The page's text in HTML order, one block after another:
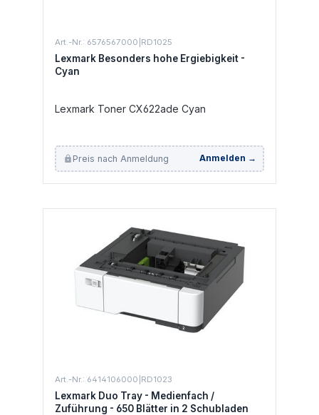
Art.-Nr.: 6576567000|RD1025
Lexmark Besonders hohe Ergiebigkeit -
Cyan
Lexmark Toner CX622ade Cyan
Preis nach Anmeldung Anmelden →
Art.-Nr.: 6414106000|RD1023
Lexmark Duo Tray - Medienfach /
Zuführung - 650 Blätter in 2 Schubladen